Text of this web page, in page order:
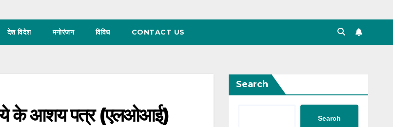
देश विदेश मनोरंजन विविध CONTACT US
के आशय पत्र (एलओआई)
Search
Search